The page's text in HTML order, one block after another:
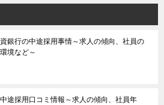
銀行の中途採用事情～求人の傾向、社員の
境など～
途採用口コミ情報～求人の傾向、社員年